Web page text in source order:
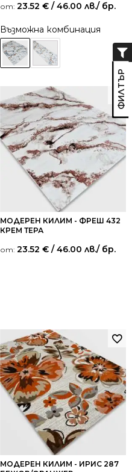
от: 23.52 € / 46.00 лв./ бр.
Възможна комбинация
МОДЕРЕН КИЛИМ - ФРЕШ 432
КРЕМ ТЕРА
от: 23.52 € / 46.00 лв./ бр.
МОДЕРЕН КИЛИМ - ИРИС 287